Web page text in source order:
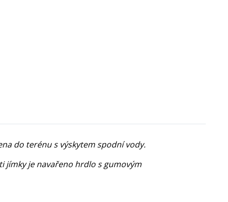
do terénu s výskytem spodní vody.
jímky je navařeno hrdlo s gumovým